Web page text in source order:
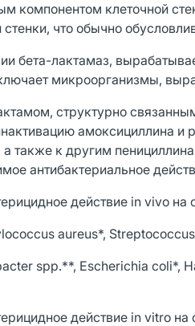
компонентом клеточной
что обычно
бета-лактамаз,
микроорганизмы,
структурно
амоксициллина и
также к другим
антибактериальное
действие in vivo
aureus*,
spp.**, Escherichia coli*,
действие in vitro